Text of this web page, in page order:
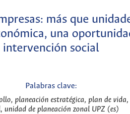
más que
una
intervención social
Palabras clave:
planeación estratégica, plan de
unidad de planeación zonal UPZ (es)